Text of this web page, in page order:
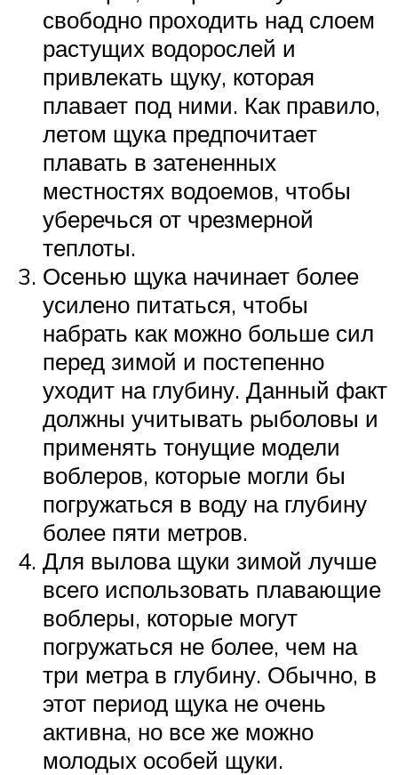
свободно проходить над слоем
растущих водорослей и
привлекать щуку, которая
плавает под ними. Как правило,
летом щука предпочитает
плавать в затененных
местностях водоемов, чтобы
уберечься от чрезмерной
теплоты.
Осенью щука начинает более
усилено питаться, чтобы
набрать как можно больше сил
перед зимой и постепенно
уходит на глубину. Данный факт
должны учитывать рыболовы и
применять тонущие модели
воблеров, которые могли бы
погружаться в воду на глубину
более пяти метров.
Для вылова щуки зимой лучше
всего использовать плавающие
воблеры, которые могут
погружаться не более, чем на
три метра в глубину. Обычно, в
этот период щука не очень
активна, но все же можно
молодых особей щуки.